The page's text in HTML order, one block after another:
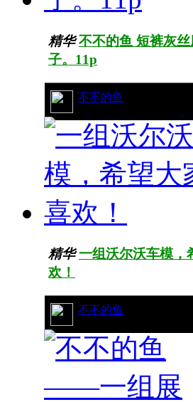
精华 不不的鱼 短裤灰
子。11p
不不的鱼
精华 一组沃尔沃车模，
欢！
不不的鱼